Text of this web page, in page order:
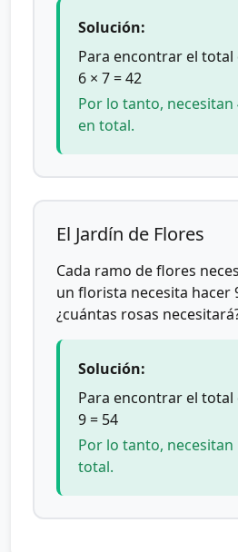
Solución:
Para encontrar el total
6 × 7 = 42
Por lo tanto,
en total.
El Jardín de Flores
Cada ramo de flores
un florista necesita hacer
¿cuántas rosas
Solución:
Para encontrar el total
9 = 54
Por lo tanto, necesitan
total.